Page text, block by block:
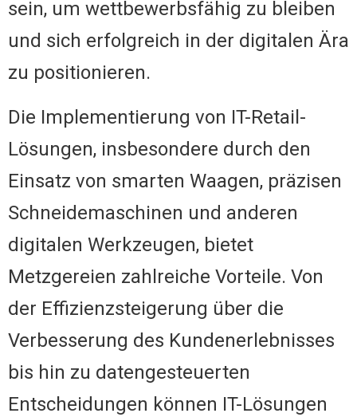
sein, um wettbewerbsfähig zu bleiben
und sich erfolgreich in der digitalen Ära
zu positionieren.
Die Implementierung von IT-Retail-
Lösungen, insbesondere durch den
Einsatz von smarten Waagen, präzisen
Schneidemaschinen und anderen
digitalen Werkzeugen, bietet
Metzgereien zahlreiche Vorteile. Von
der Effizienzsteigerung über die
Verbesserung des Kundenerlebnisses
bis hin zu datengesteuerten
Entscheidungen können IT-Lösungen